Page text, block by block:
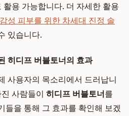
용 가능합니다. 더 자세한 활용
성 피부를 위한 차세대 진정 솔
있습니다.
히디프 버블토너의 효과
사용자의 목소리에서 드러납니
사람들이 히디프 버블토너를
들을 통해 그 효과를 확인해 보겠